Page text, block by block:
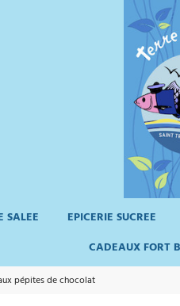
SALEE EPICERIE SUCREE
CADEAUX FORT
pépites de chocolat